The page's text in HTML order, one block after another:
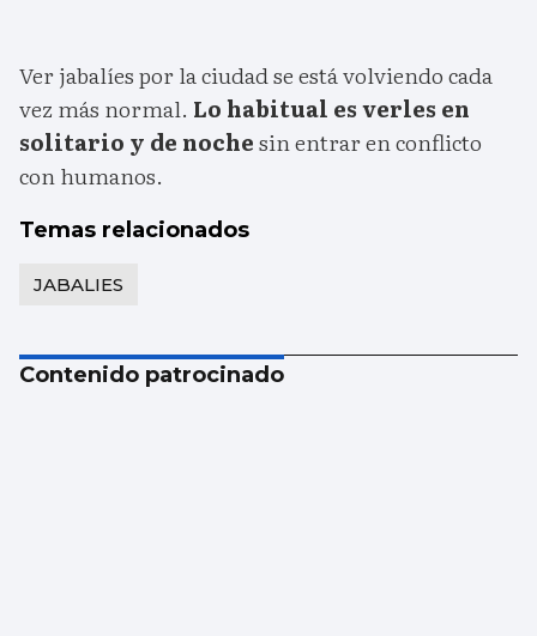
Ver jabalíes por la ciudad se está volviendo cada
vez más normal. Lo habitual es verles en
solitario y de nochesin entrar en conflicto
con humanos.
Temas relacionados
JABALIES
Contenido patrocinado